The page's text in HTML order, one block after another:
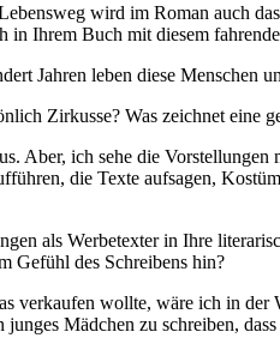
wird im Roman auch
in Ihrem Buch mit diesem
Jahren leben diese Menschen
Zirkusse? Was zeichnet eine
Aber, ich sehe die
die Texte aufsagen,
als Werbetexter in Ihre
Gefühl des Schreibens hin?
verkaufen wollte, wäre ich in der
Mädchen zu schreiben,